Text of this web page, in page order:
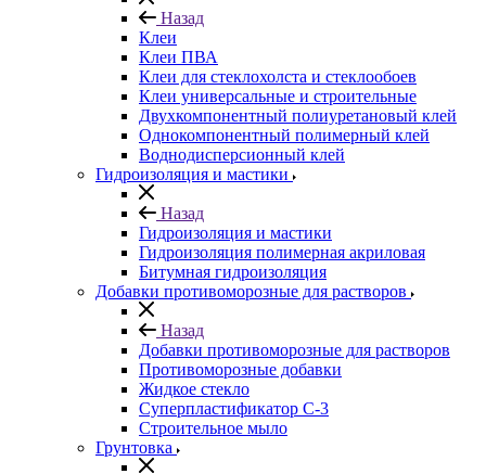
Назад
Клеи
Клеи ПВА
Клеи для стеклохолста и стеклообоев
Клеи универсальные и строительные
Двухкомпонентный полиуретановый клей
Однокомпонентный полимерный клей
Воднодисперсионный клей
Гидроизоляция и мастики
Назад
Гидроизоляция и мастики
Гидроизоляция полимерная акриловая
Битумная гидроизоляция
Добавки противоморозные для растворов
Назад
Добавки противоморозные для растворов
Противоморозные добавки
Жидкое стекло
Суперпластификатор С-3
Строительное мыло
Грунтовка